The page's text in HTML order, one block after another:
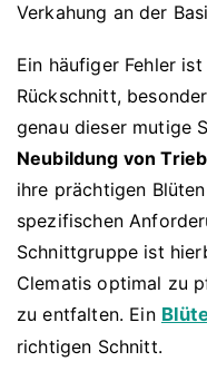
Verkahung an der
Ein häufiger Fehler
Rückschnitt,
genau dieser mutige
Neubildung von
ihre prächtigen
spezifischen
Schnittgruppe ist
Clematis optimal zu
zu entfalten. Ein
richtigen Schnitt.